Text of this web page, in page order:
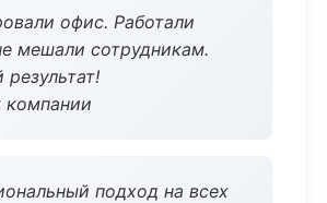
офис. Работали
мешали сотрудникам.
подход на всех